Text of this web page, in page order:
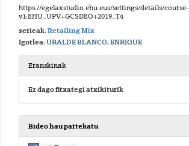
https://egelaxstudio.ehu.eus/settings/details/course-
v1:EHU_UPV+GCSDEO+2019_T4
serieak:Retailing Mix
Igorlea:URALDE BLANCO, ENRIQUE
Eranskinak
Ez dago fitxategi atxikiturik
Bideo hau partekatu